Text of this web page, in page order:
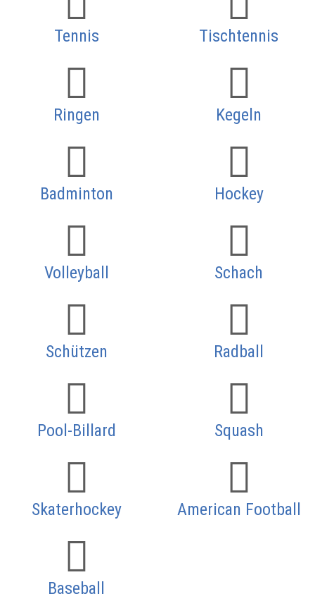
Tennis Tischtennis
Ringen Kegeln
Badminton Hockey
Volleyball Schach
Schützen Radball
Pool-Billard Squash
Skaterhockey American Football
Baseball